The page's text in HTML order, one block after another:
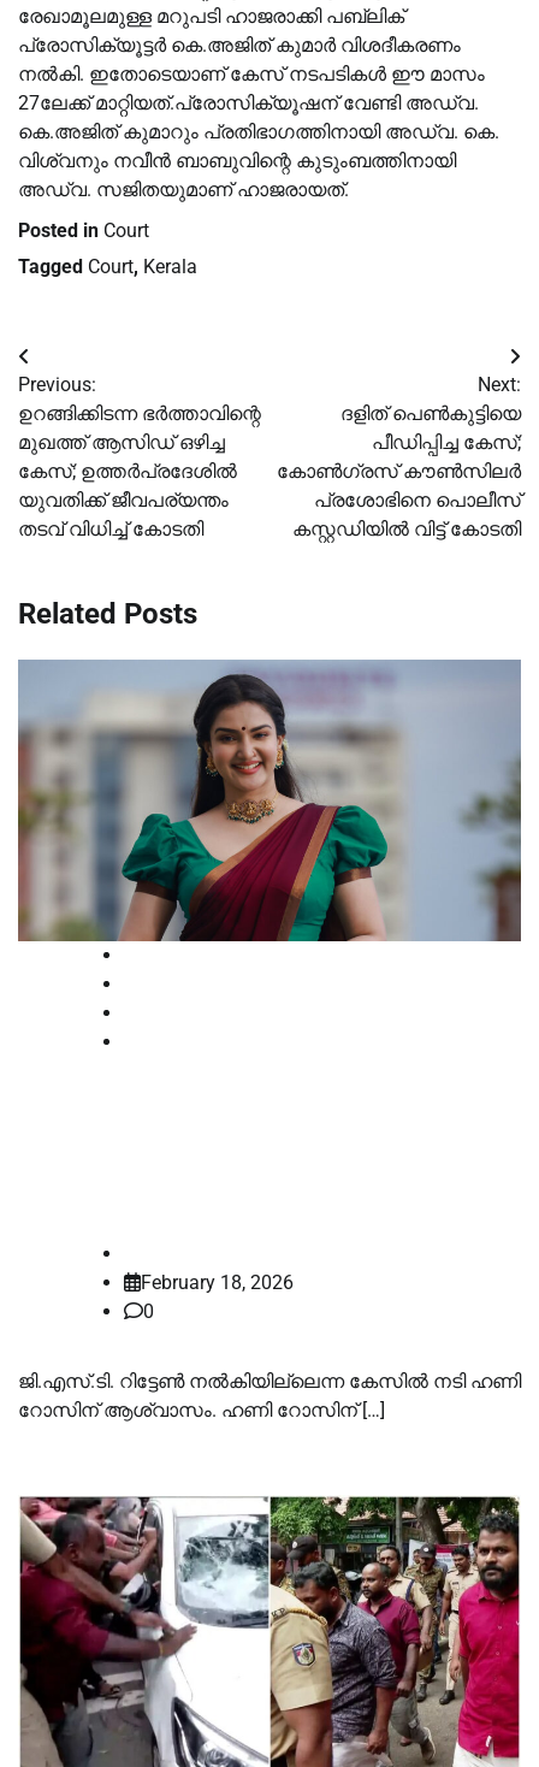
രേഖാമൂലമുള്ള മറുപടി ഹാജരാക്കി പബ്ലിക്
പ്രോസിക്യൂട്ടർ കെ.അജിത് കുമാർ വിശദീകരണം
നല്‍കി. ഇതോടെയാണ് കേസ് നടപടികള്‍ ഈ മാസം
27ലേക്ക് മാറ്റിയത്.പ്രോസിക്യൂഷന് വേണ്ടി അഡ്വ.
കെ.അജിത് കുമാറും പ്രതിഭാഗത്തിനായി അഡ്വ. കെ.
വിശ്വനും നവീൻ ബാബുവിന്റെ കുടുംബത്തിനായി
അഡ്വ. സജിതയുമാണ് ഹാജരായത്.
Posted in Court
Tagged Court, Kerala
Post
navigation
Previous:
ഉറങ്ങിക്കിടന്ന ഭര്‍ത്താവിന്റെ
മുഖത്ത് ആസിഡ് ഒഴിച്ച
കേസ്; ഉത്തര്‍പ്രദേശില്‍
യുവതിക്ക് ജീവപര്യന്തം
തടവ് വിധിച്ച്‌ കോടതി
Next:
ദളിത് പെണ്‍കുട്ടിയെ
പീഡിപ്പിച്ച കേസ്;
കോണ്‍ഗ്രസ് കൗണ്‍സിലര്‍
പ്രശോഭിനെ പൊലീസ്
കസ്റ്റഡിയില്‍ വിട്ട് കോടതി
Related Posts
February 18, 2026
0
ജി.എസ്.ടി. റിട്ടേൺ നൽകിയില്ലെന്ന കേസിൽ നടി ഹണി
റോസിന് ആശ്വാസം. ഹണി റോസിന് […]